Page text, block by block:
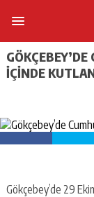
IÇINDE
Gökçebey’de 29